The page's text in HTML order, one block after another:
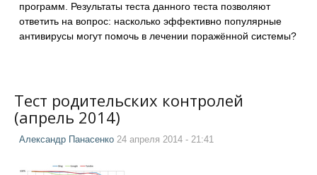
программ. Результаты теста данного теста позволяют
ответить на вопрос: насколько эффективно популярные
антивирусы могут помочь в лечении поражённой системы?
Тест родительских контролей
(апрель 2014)
Александр Панасенко 24 апреля 2014 - 21:41